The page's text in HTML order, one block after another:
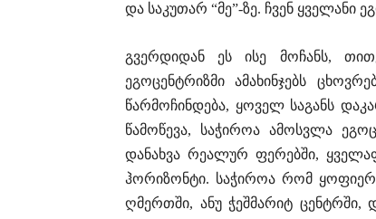
და საკუთარ “მე”-ზე. ჩვენ
გვერდიდან ეს ისე მოჩანს,
ეგოცენტრიზმი ამახინჯებს
წარმოჩინდება, ყოველ საგანს
წამოწევა, საჭიროა ამოსვლა
დანახვა რეალურ ფერებში,
ჰორიზონტი. საჭიროა რომ
ღმერთში, ანუ ჭეშმარიტ